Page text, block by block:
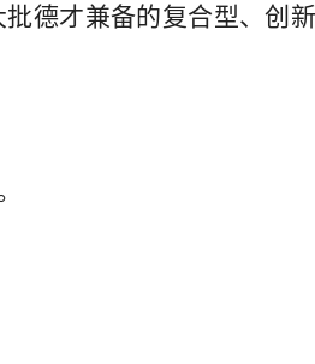
德才兼备的复合型、创